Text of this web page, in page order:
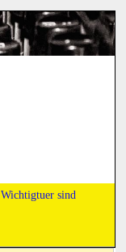
Wichtigtuer sind